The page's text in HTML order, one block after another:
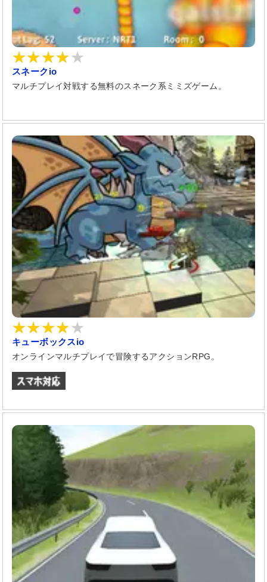
スネークio
マルチプレイ対戦する無料のスネーク系ミミズゲーム。
キューボックスio
オンラインマルチプレイで冒険するアクションRPG。